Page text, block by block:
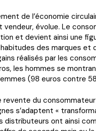
de l’économie
vendeur, évolue. Le
et devient ainsi une
des marques et
réalisés par les
les hommes se
(98 euros contre
revente du
s’adaptent «
distributeurs ont ainsi